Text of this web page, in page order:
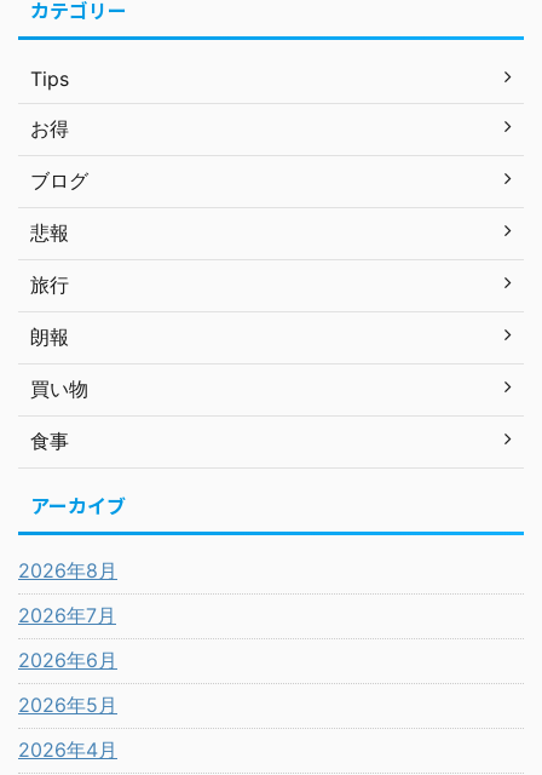
カテゴリー
Tips
お得
ブログ
悲報
旅行
朗報
買い物
食事
アーカイブ
2026年8月
2026年7月
2026年6月
2026年5月
2026年4月